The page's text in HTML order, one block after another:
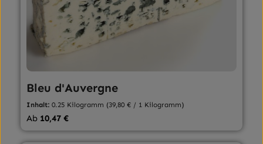
Bleu d'Auvergne
Inhalt:0.25 Kilogramm (39,80 € / 1 Kilogramm)
Regulärer Preis:
Ab 10,47 €